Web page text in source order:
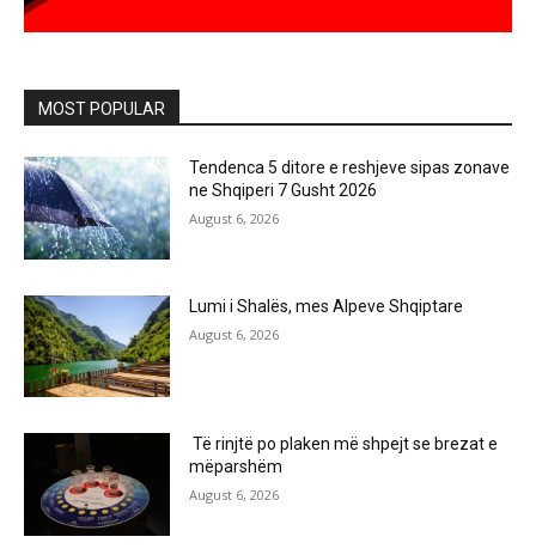
MOST POPULAR
Tendenca 5 ditore e reshjeve sipas zonave
ne Shqiperi 7 Gusht 2026
August 6, 2026
Lumi i Shalës, mes Alpeve Shqiptare
August 6, 2026
Të rinjtë po plaken më shpejt se brezat e
mëparshëm
August 6, 2026